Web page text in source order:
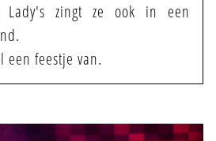
Lady's zingt ze ook in een
een feestje van.